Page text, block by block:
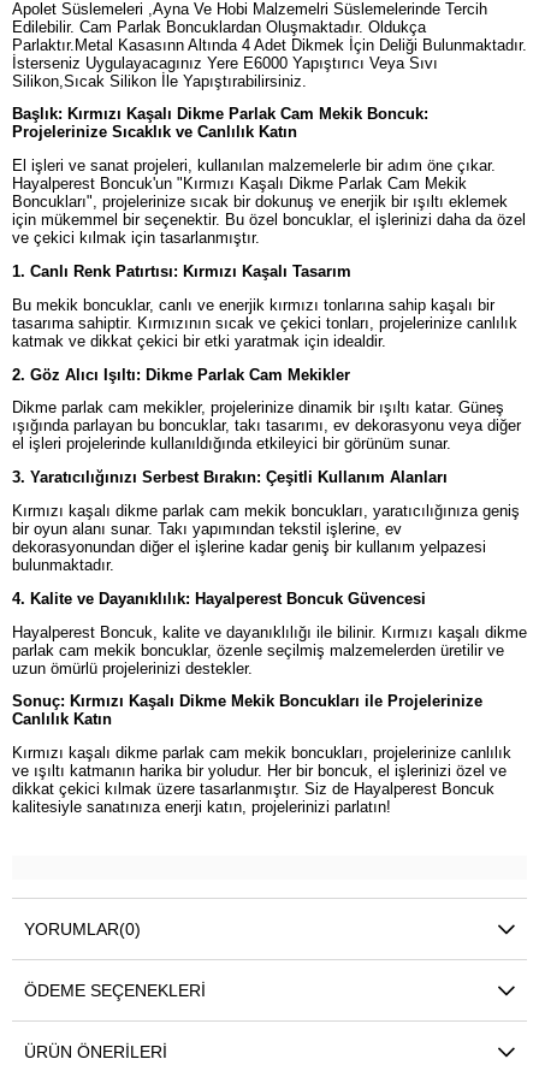
Apolet Süslemeleri ,Ayna Ve Hobi Malzemelri Süslemelerinde Tercih
Edilebilir. Cam Parlak Boncuklardan Oluşmaktadır. Oldukça
Parlaktır.Metal Kasasınn Altında 4 Adet Dikmek İçin Deliği Bulunmaktadır.
İsterseniz Uygulayacagınız Yere E6000 Yapıştırıcı Veya Sıvı
Silikon,Sıcak Silikon İle Yapıştırabilirsiniz.
Başlık: Kırmızı Kaşalı Dikme Parlak Cam Mekik Boncuk:
Projelerinize Sıcaklık ve Canlılık Katın
El işleri ve sanat projeleri, kullanılan malzemelerle bir adım öne çıkar.
Hayalperest Boncuk'un "Kırmızı Kaşalı Dikme Parlak Cam Mekik
Boncukları", projelerinize sıcak bir dokunuş ve enerjik bir ışıltı eklemek
için mükemmel bir seçenektir. Bu özel boncuklar, el işlerinizi daha da özel
ve çekici kılmak için tasarlanmıştır.
1. Canlı Renk Patırtısı: Kırmızı Kaşalı Tasarım
Bu mekik boncuklar, canlı ve enerjik kırmızı tonlarına sahip kaşalı bir
tasarıma sahiptir. Kırmızının sıcak ve çekici tonları, projelerinize canlılık
katmak ve dikkat çekici bir etki yaratmak için idealdir.
2. Göz Alıcı Işıltı: Dikme Parlak Cam Mekikler
Dikme parlak cam mekikler, projelerinize dinamik bir ışıltı katar. Güneş
ışığında parlayan bu boncuklar, takı tasarımı, ev dekorasyonu veya diğer
el işleri projelerinde kullanıldığında etkileyici bir görünüm sunar.
3. Yaratıcılığınızı Serbest Bırakın: Çeşitli Kullanım Alanları
Kırmızı kaşalı dikme parlak cam mekik boncukları, yaratıcılığınıza geniş
bir oyun alanı sunar. Takı yapımından tekstil işlerine, ev
dekorasyonundan diğer el işlerine kadar geniş bir kullanım yelpazesi
bulunmaktadır.
4. Kalite ve Dayanıklılık: Hayalperest Boncuk Güvencesi
Hayalperest Boncuk, kalite ve dayanıklılığı ile bilinir. Kırmızı kaşalı dikme
parlak cam mekik boncuklar, özenle seçilmiş malzemelerden üretilir ve
uzun ömürlü projelerinizi destekler.
Sonuç: Kırmızı Kaşalı Dikme Mekik Boncukları ile Projelerinize
Canlılık Katın
Kırmızı kaşalı dikme parlak cam mekik boncukları, projelerinize canlılık
ve ışıltı katmanın harika bir yoludur. Her bir boncuk, el işlerinizi özel ve
dikkat çekici kılmak üzere tasarlanmıştır. Siz de Hayalperest Boncuk
kalitesiyle sanatınıza enerji katın, projelerinizi parlatın!
YORUMLAR(0)
ÖDEME SEÇENEKLERI
ÜRÜN ÖNERILERI